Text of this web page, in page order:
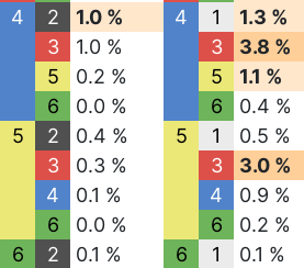
4
2
1.0 %
3
1.0 %
5
0.2 %
6
0.0 %
5
2
0.4 %
3
0.3 %
4
0.1 %
6
0.0 %
6
2
0.1 %
4
1
1.3 %
3
3.8 %
5
1.1 %
6
0.4 %
5
1
0.5 %
3
3.0 %
4
0.9 %
6
0.2 %
6
1
0.1 %